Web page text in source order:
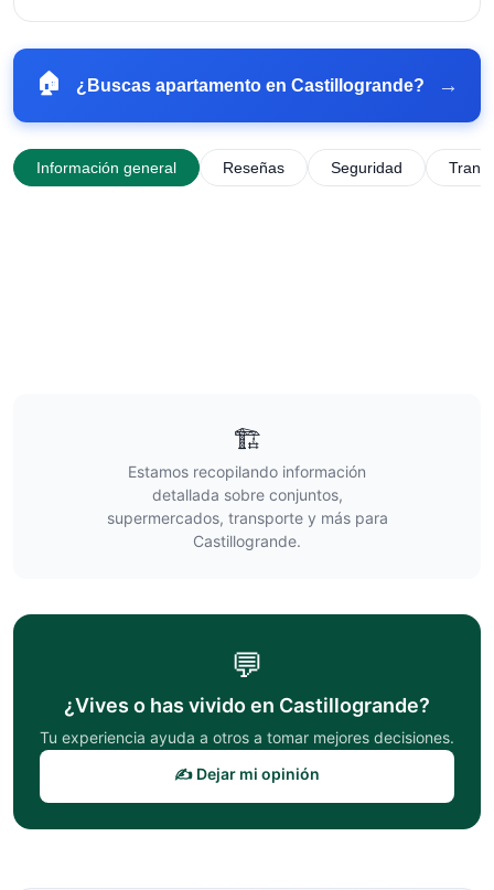
🏠 ¿Buscas apartamento en Castillogrande? →
Información general Reseñas Seguridad
🏗️
Estamos recopilando información
detallada sobre conjuntos,
supermercados, transporte y más para
Castillogrande.
💬
¿Vives o has vivido en Castillogrande?
Tu experiencia ayuda a otros a tomar mejores decisiones.
✍️ Dejar mi opinión